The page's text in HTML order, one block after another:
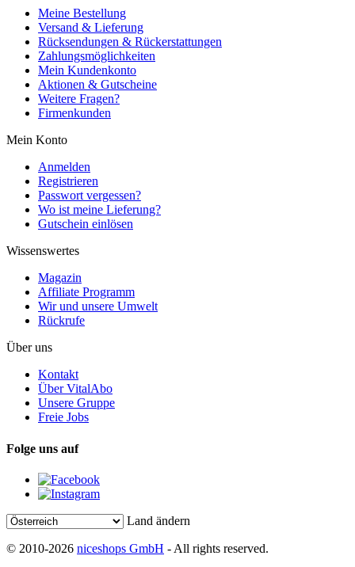
Meine Bestellung
Versand & Lieferung
Rücksendungen & Rückerstattungen
Zahlungsmöglichkeiten
Mein Kundenkonto
Aktionen & Gutscheine
Weitere Fragen?
Firmenkunden
Mein Konto
Anmelden
Registrieren
Passwort vergessen?
Wo ist meine Lieferung?
Gutschein einlösen
Wissenswertes
Magazin
Affiliate Programm
Wir und unsere Umwelt
Rückrufe
Über uns
Kontakt
Über VitalAbo
Unsere Gruppe
Freie Jobs
Folge uns auf
Land ändern
© 2010-2026 niceshops GmbH - All rights reserved.